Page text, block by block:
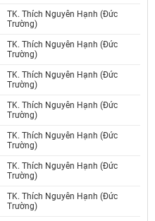
TK. Thích Nguyên Hạnh (Đức
Trường)
TK. Thích Nguyên Hạnh (Đức
Trường)
TK. Thích Nguyên Hạnh (Đức
Trường)
TK. Thích Nguyên Hạnh (Đức
Trường)
TK. Thích Nguyên Hạnh (Đức
Trường)
TK. Thích Nguyên Hạnh (Đức
Trường)
TK. Thích Nguyên Hạnh (Đức
Trường)